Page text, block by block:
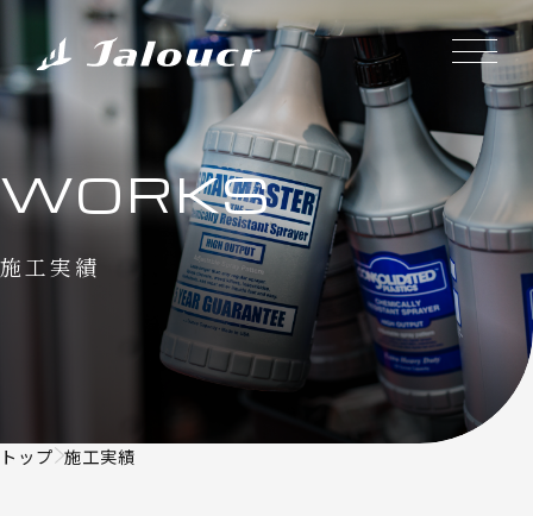
WORKS
施工実績
トップ 施工実績